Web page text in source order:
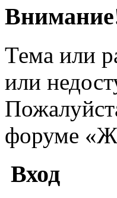
Тема или
или
форуме
Вход